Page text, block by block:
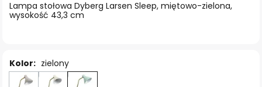
Lampa stołowa Dyberg Larsen Sleep, miętowo-zielona,
wysokość 43,3 cm
Kolor: zielony